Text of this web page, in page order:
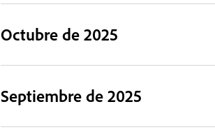
Octubre de 2025
Septiembre de 2025